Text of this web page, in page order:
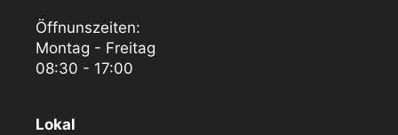
Öffnunszeiten:
Montag - Freitag
08:30 - 17:00
Lokal